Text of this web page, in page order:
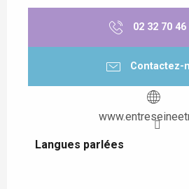
02 32 70 46
Contactez-
Langues parlées
Langues parlées